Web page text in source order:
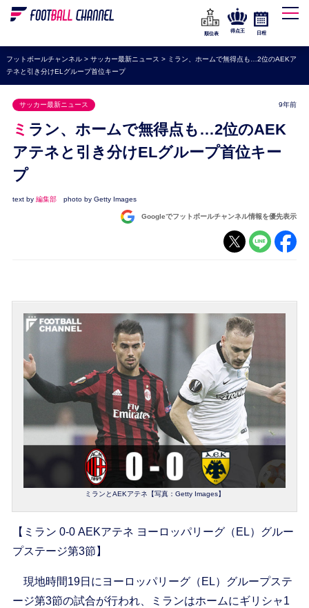
WEリーグ
海外サッカー
プレミアリーグ
ラ・リーガ
セリエA
ブンデスリーガ
ナショナルチーム
順位表
得点王 日程
フットボールチャンネル> サッカー最新ニュース > ミラン、ホームで無得点も…2位のAEKア
テネと引き分けELグループ首位キープ
サッカー最新ニュース 9年前
ミラン、ホームで無得点も…2位のAEK
アテネと引き分けELグループ首位キー
プ
text by 編集部 photo by Getty Images
Googleでフットボールチャンネル情報を優先表示
ミランとAEKアテネ【写真：Getty Images】
【ミラン 0-0 AEKアテネ ヨーロッパリーグ（EL）グルー
プステージ第3節】
現地時間19日にヨーロッパリーグ（EL）グループステ
ージ第3節の試合が行われ、ミランはホームにギリシャ1